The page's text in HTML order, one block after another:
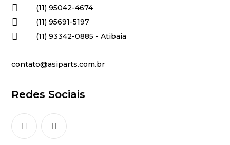
 (11) 95042-4674
 (11) 95691-5197
 (11) 93342-0885 - Atibaia
contato@asiparts.com.br
Redes Sociais